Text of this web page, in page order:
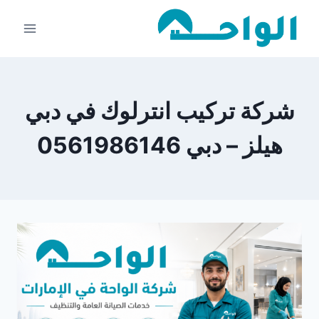
شركة تركيب انترلوك في دبي
هيلز – دبي 0561986146